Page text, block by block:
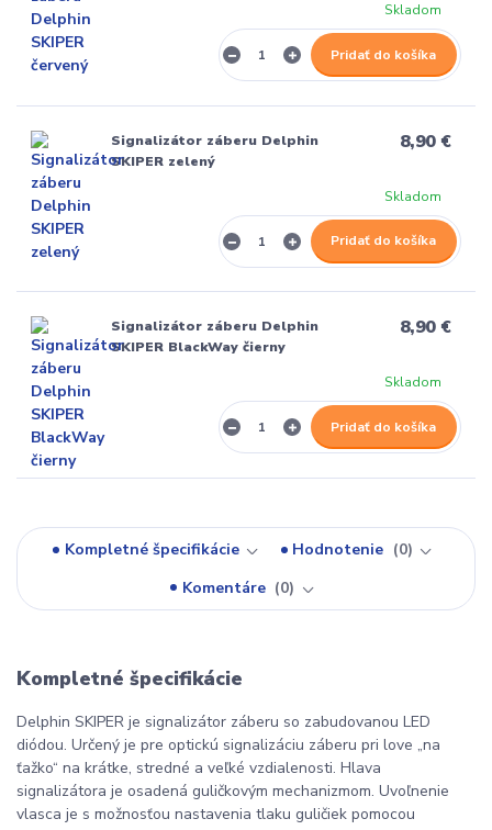
Skladom
Pridať do košíka
Signalizátor záberu Delphin
SKIPER zelený
8,90 €
Skladom
Pridať do košíka
Signalizátor záberu Delphin
SKIPER BlackWay čierny
8,90 €
Skladom
Pridať do košíka
Kompletné špecifikácie Hodnotenie
0
Komentáre
0
Kompletné špecifikácie
Delphin SKIPER je signalizátor záberu so zabudovanou LED
diódou. Určený je pre optickú signalizáciu záberu pri love „na
ťažko“ na krátke, stredné a veľké vzdialenosti. Hlava
signalizátora je osadená guličkovým mechanizmom. Uvoľnenie
vlasca je s možnosťou nastavenia tlaku guličiek pomocou